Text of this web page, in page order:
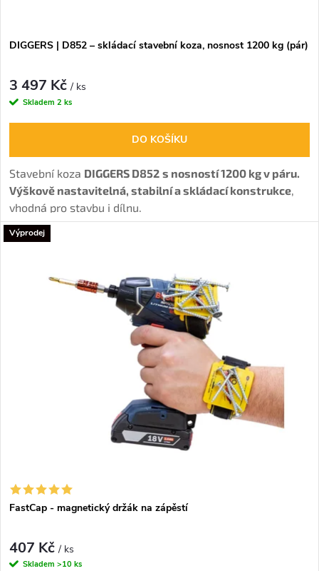
o
d
u
k
t
ů
d
u
k
t
ů
DIGGERS | D852 – skládací stavební koza, nosnost 1200 kg (pár)
3 497 Kč/ ks
Skladem 2 ks
DO KOŠÍKU
Stavební koza DIGGERS D852 s nosností 1200 kg v páru.
Výškově nastavitelná, stabilní a skládací konstrukce
vhodná pro stavbu i dílnu.
Výprodej
FastCap - magnetický držák na zápěstí
407 Kč/ ks
Skladem >10 ks